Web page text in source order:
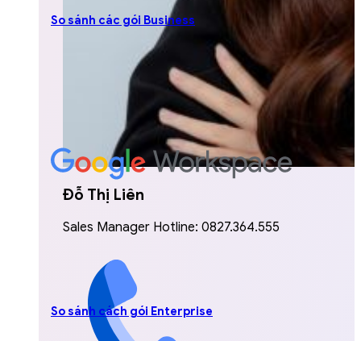
Đỗ Thị Liên
Sales Manager Hotline: 0827.364.555
So sánh các gói Business
So sánh cách gói Enterprise